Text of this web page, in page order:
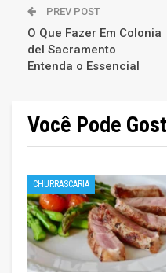
PREV POST
O Que Fazer Em Colonia
del Sacramento
Entenda o Essencial
Você Pode
CHURRASCARIA